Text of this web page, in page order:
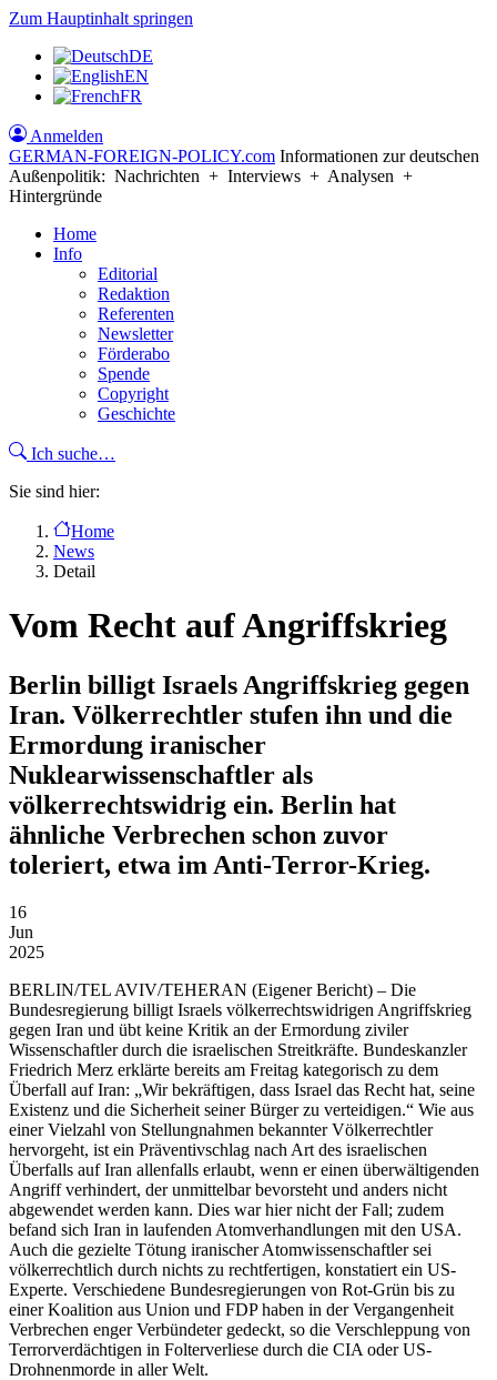
Zum Hauptinhalt springen
DE
EN
FR
Anmelden
GERMAN-FOREIGN-POLICY.com Informationen zur deutschen
Außenpolitik: Nachrichten + Interviews + Analysen +
Hintergründe
Home
Info
Editorial
Redaktion
Referenten
Newsletter
Förderabo
Spende
Copyright
Geschichte
Ich suche…
Sie sind hier:
Home
News
Detail
Vom Recht auf Angriffskrieg
Berlin billigt Israels Angriffskrieg gegen
Iran. Völkerrechtler stufen ihn und die
Ermordung iranischer
Nuklearwissenschaftler als
völkerrechtswidrig ein. Berlin hat
ähnliche Verbrechen schon zuvor
toleriert, etwa im Anti-Terror-Krieg.
16
Jun
2025
BERLIN/TEL AVIV/TEHERAN (Eigener Bericht) – Die
Bundesregierung billigt Israels völkerrechtswidrigen Angriffskrieg
gegen Iran und übt keine Kritik an der Ermordung ziviler
Wissenschaftler durch die israelischen Streitkräfte. Bundeskanzler
Friedrich Merz erklärte bereits am Freitag kategorisch zu dem
Überfall auf Iran: „Wir bekräftigen, dass Israel das Recht hat, seine
Existenz und die Sicherheit seiner Bürger zu verteidigen.“ Wie aus
einer Vielzahl von Stellungnahmen bekannter Völkerrechtler
hervorgeht, ist ein Präventivschlag nach Art des israelischen
Überfalls auf Iran allenfalls erlaubt, wenn er einen überwältigenden
Angriff verhindert, der unmittelbar bevorsteht und anders nicht
abgewendet werden kann. Dies war hier nicht der Fall; zudem
befand sich Iran in laufenden Atomverhandlungen mit den USA.
Auch die gezielte Tötung iranischer Atomwissenschaftler sei
völkerrechtlich durch nichts zu rechtfertigen, konstatiert ein US-
Experte. Verschiedene Bundesregierungen von Rot-Grün bis zu
einer Koalition aus Union und FDP haben in der Vergangenheit
Verbrechen enger Verbündeter gedeckt, so die Verschleppung von
Terrorverdächtigen in Folterverliese durch die CIA oder US-
Drohnenmorde in aller Welt.